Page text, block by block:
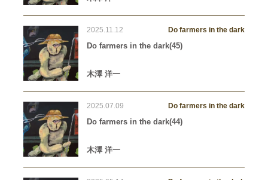
2025.11.12 Do farmers in the dark
Do farmers in the dark(45)
木澤 洋一
2025.07.09 Do farmers in the dark
Do farmers in the dark(44)
木澤 洋一